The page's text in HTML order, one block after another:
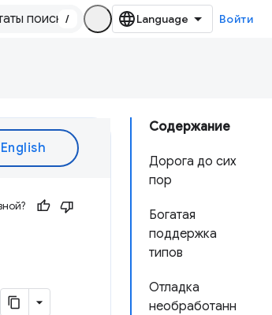
/ Войти
Содержание
Дорога до сих
пор
Богатая
поддержка
типов
Отладка
необработанн